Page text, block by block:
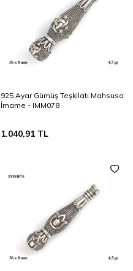
925 Ayar Gümüş Teşkilatı Mahsusa
İmame - IMM078
1.040,91 TL